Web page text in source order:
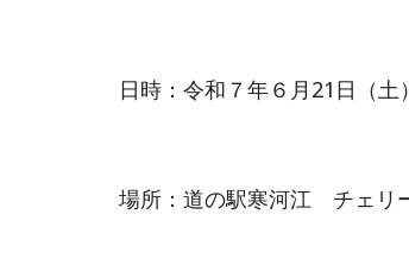
日時：令和７年６月21日（
場所：道の駅寒河江 チェリ